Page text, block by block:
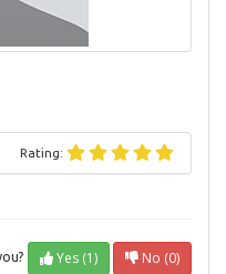
Rating:
Yes (1) No (0)